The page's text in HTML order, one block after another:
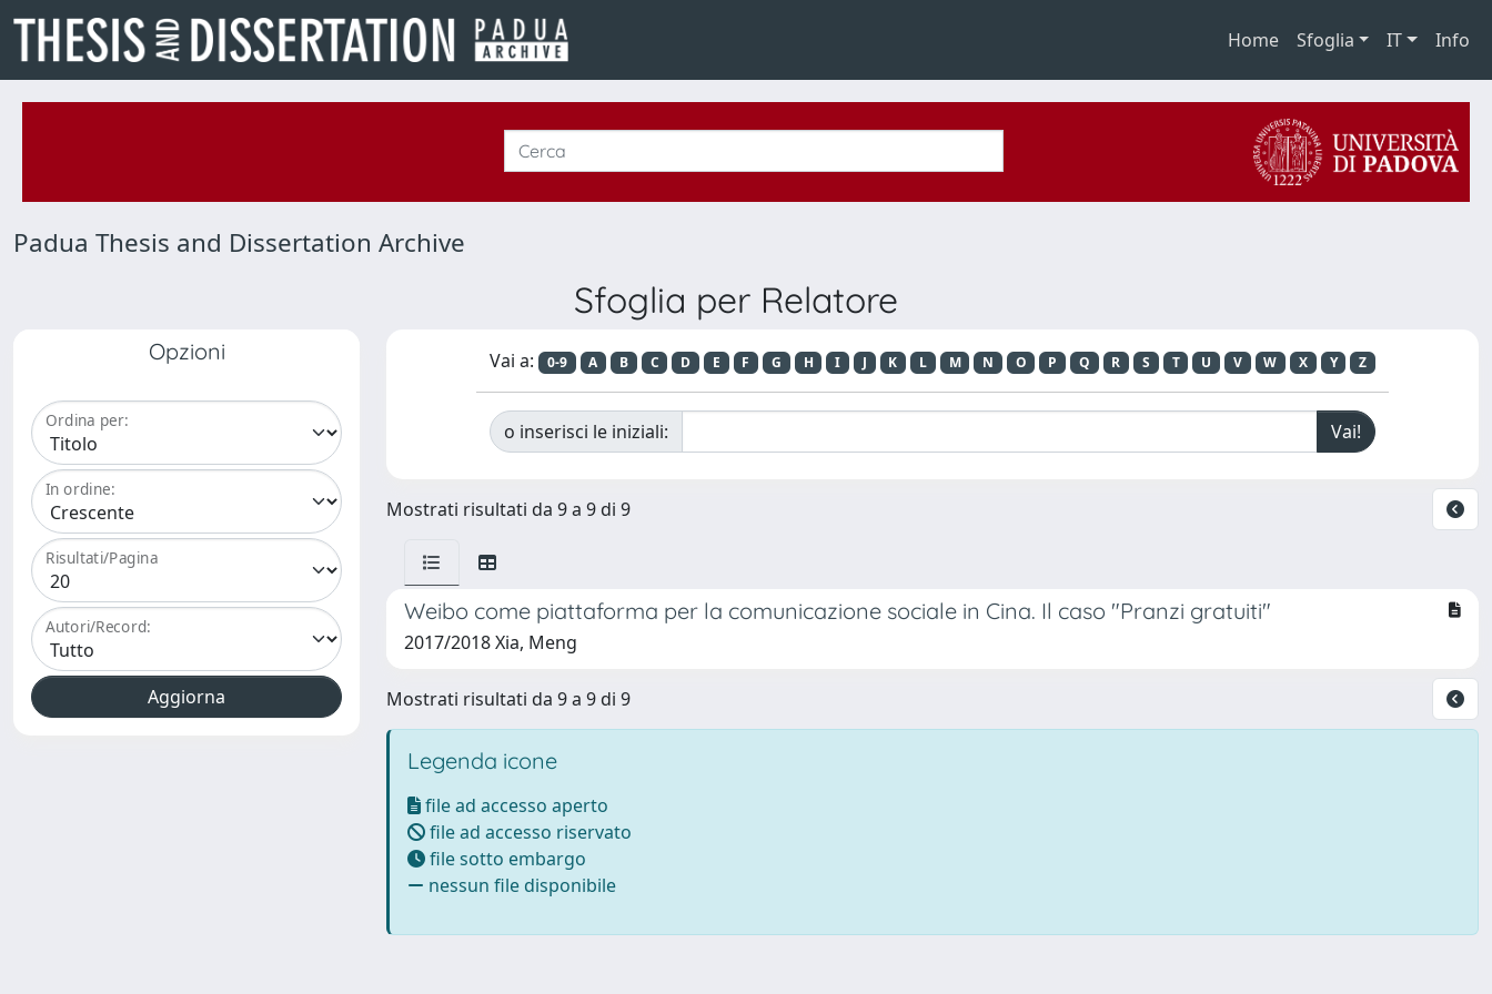
Home Sfoglia IT Info
Padua Thesis and Dissertation Archive
Sfoglia per Relatore
Opzioni
Ordina per:
In ordine:
Risultati/Pagina
Autori/Record:
Vai a: 0-9 A B C D E F G H I J K L M N O P Q R S T U V W X Y Z
o inserisci le iniziali:
Mostrati risultati da 9 a 9 di 9
Weibo come piattaforma per la comunicazione sociale in Cina. Il caso "Pranzi gratuiti"
2017/2018 Xia, Meng
Mostrati risultati da 9 a 9 di 9
Legenda icone
file ad accesso aperto
file ad accesso riservato
file sotto embargo
nessun file disponibile